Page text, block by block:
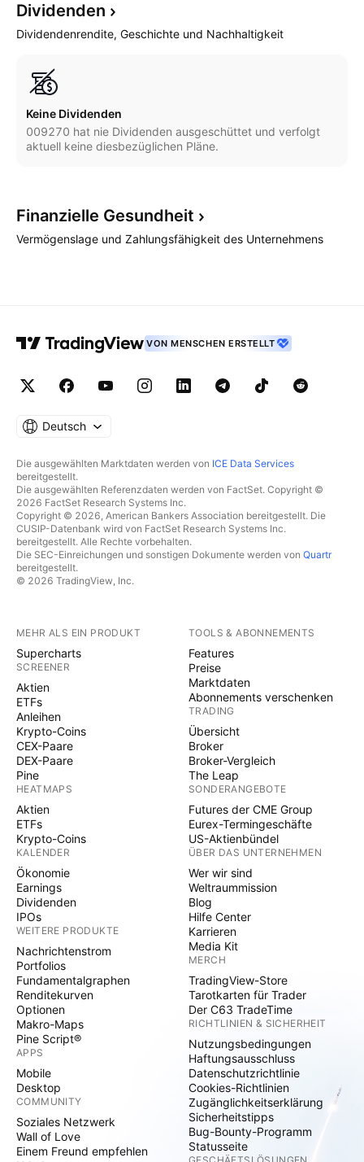
Dividenden
Dividendenrendite, Geschichte und Nachhaltigkeit
Keine Dividenden
009270 hat nie Dividenden ausgeschüttet und verfolgt
aktuell keine diesbezüglichen Pläne.
Finanzielle Gesundheit
Vermögenslage und Zahlungsfähigkeit des Unternehmens
VON MENSCHEN ERSTELLT
Deutsch
Die ausgewählten Marktdaten werden von ICE Data Services
bereitgestellt.
Die ausgewählten Referenzdaten werden von FactSet. Copyright ©
2026 FactSet Research Systems Inc.
Copyright © 2026, American Bankers Association bereitgestellt. Die
CUSIP-Datenbank wird von FactSet Research Systems Inc.
bereitgestellt. Alle Rechte vorbehalten.
Die SEC-Einreichungen und sonstigen Dokumente werden von Quartr
bereitgestellt.
© 2026 TradingView, Inc.
MEHR ALS EIN PRODUKT
Supercharts
SCREENER
Aktien
ETFs
Anleihen
Krypto-Coins
CEX-Paare
DEX-Paare
Pine
HEATMAPS
Aktien
ETFs
Krypto-Coins
KALENDER
Ökonomie
Earnings
Dividenden
IPOs
WEITERE PRODUKTE
Nachrichtenstrom
Portfolios
Fundamentalgraphen
Renditekurven
Optionen
Makro-Maps
Pine Script®
APPS
Mobile
Desktop
COMMUNITY
Soziales Netzwerk
Wall of Love
Einem Freund empfehlen
TOOLS & ABONNEMENTS
Features
Preise
Marktdaten
Abonnements verschenken
TRADING
Übersicht
Broker
Broker-Vergleich
The Leap
SONDERANGEBOTE
Futures der CME Group
Eurex-Termingeschäfte
US-Aktienbündel
ÜBER DAS UNTERNEHMEN
Wer wir sind
Weltraummission
Blog
Hilfe Center
Karrieren
Media Kit
MERCH
TradingView-Store
Tarotkarten für Trader
Der C63 TradeTime
RICHTLINIEN & SICHERHEIT
Nutzungsbedingungen
Haftungsausschluss
Datenschutzrichtlinie
Cookies-Richtlinien
Zugänglichkeitserklärung
Sicherheitstipps
Bug-Bounty-Programm
Statusseite